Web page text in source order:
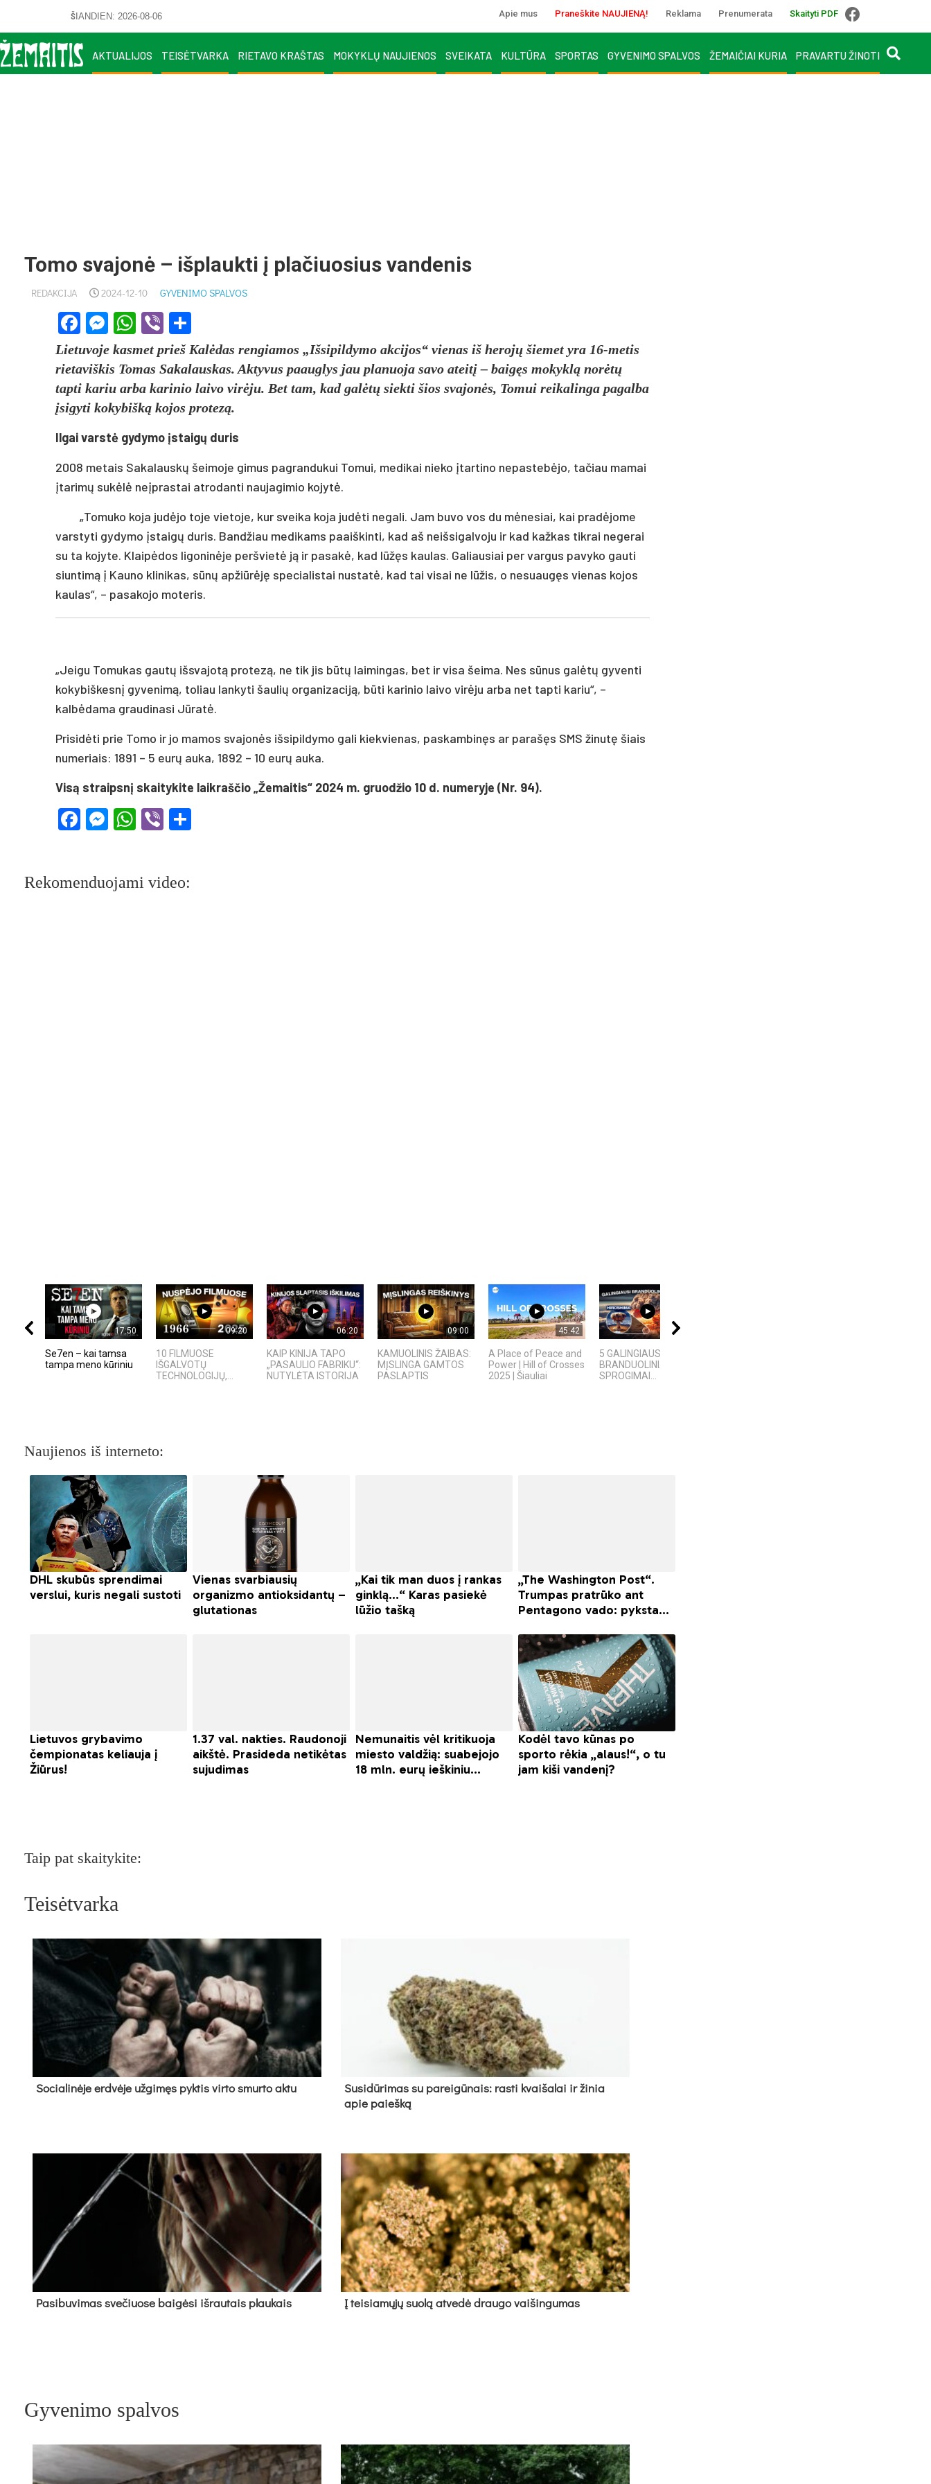
ŠIANDIEN: 2026-08-06 Apie mus Praneškite NAUJIENĄ! Reklama Prenumerata Skaityti PDF
AKTUALIJOS TEISĖTVARKA RIETAVO KRAŠTAS MOKYKLŲ NAUJIENOS SVEIKATA KULTŪRA SPORTAS GYVENIMO SPALVOS ŽEMAIČIAI KURIA PRAVARTU ŽINOTI
Tomo svajonė – išplaukti į plačiuosius vandenis
REDAKCIJA 2024-12-10 GYVENIMO SPALVOS
Facebook
Messenger
WhatsApp
Viber
Lietuvoje kasmet prieš Kalėdas rengiamos „Išsipildymo akcijos“ vienas iš herojų šiemet yra 16-metis
rietaviškis Tomas Sakalauskas. Aktyvus paauglys jau planuoja savo ateitį – baigęs mokyklą norėtų
tapti kariu arba karinio laivo virėju. Bet tam, kad galėtų siekti šios svajonės, Tomui reikalinga pagalba
įsigyti kokybišką kojos protezą.
Ilgai varstė gydymo įstaigų duris
2008 metais Sakalauskų šeimoje gimus pagrandukui Tomui, medikai nieko įtartino nepastebėjo, tačiau mamai
įtarimų sukėlė neįprastai atrodanti naujagimio kojytė.
„Tomuko koja judėjo toje vietoje, kur sveika koja judėti negali. Jam buvo vos du mėnesiai, kai pradėjome
varstyti gydymo įstaigų duris. Bandžiau medikams paaiškinti, kad aš neišsigalvoju ir kad kažkas tikrai negerai
su ta kojyte. Klaipėdos ligoninėje peršvietė ją ir pasakė, kad lūžęs kaulas. Galiausiai per vargus pavyko gauti
siuntimą į Kauno klinikas, sūnų apžiūrėję specialistai nustatė, kad tai visai ne lūžis, o nesuaugęs vienas kojos
kaulas“, – pasakojo moteris.
„Jeigu Tomukas gautų išsvajotą protezą, ne tik jis būtų laimingas, bet ir visa šeima. Nes sūnus galėtų gyventi
kokybiškesnį gyvenimą, toliau lankyti šaulių organizaciją, būti karinio laivo virėju arba net tapti kariu“, –
kalbėdama graudinasi Jūratė.
Prisidėti prie Tomo ir jo mamos svajonės išsipildymo gali kiekvienas, paskambinęs ar parašęs SMS žinutę šiais
numeriais: 1891 – 5 eurų auka, 1892 – 10 eurų auka.
Visą straipsnį skaitykite laikraščio „Žemaitis“ 2024 m. gruodžio 10 d. numeryje (Nr. 94).
Facebook
Messenger
WhatsApp
Viber
Rekomenduojami video:
17:50
Se7en – kai tamsa
tampa meno kūriniu
09:20
10 FILMUOSE
IŠGALVOTŲ
TECHNOLOGIJŲ,...
06:20
KAIP KINIJA TAPO
„PASAULIO FABRIKU“:
NUTYLĖTA ISTORIJA
09:00
KAMUOLINIS ŽAIBAS:
MĮSLINGA GAMTOS
PASLAPTIS
45:42
A Place of Peace and
Power | Hill of Crosses
2025 | Šiauliai
09:20
5 GALINGIAUSI
BRANDUOLINIAI
SPROGIMAI...
Naujienos iš interneto:
Taip pat skaitykite:
Teisėtvarka
So­cia­li­nė­je erd­vė­je už­gi­męs pyk­tis vir­to smur­to ak­tu
Su­si­dū­ri­mas su pa­rei­gū­nais: ras­ti kvai­ša­lai ir ži­nia
apie paieš­ką
Pa­si­bu­vi­mas sve­čiuo­se bai­gė­si iš­rau­tais plau­kais Į tei­sia­mų­jų suo­lą at­ve­dė drau­go vai­šin­gu­mas
Gyvenimo spalvos